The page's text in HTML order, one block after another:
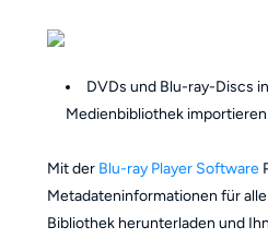
DVDs und Blu-ray-Discs
Medienbibliothek
Mit der Blu-ray Player Software
Metadateninformationen für
Bibliothek herunterladen und